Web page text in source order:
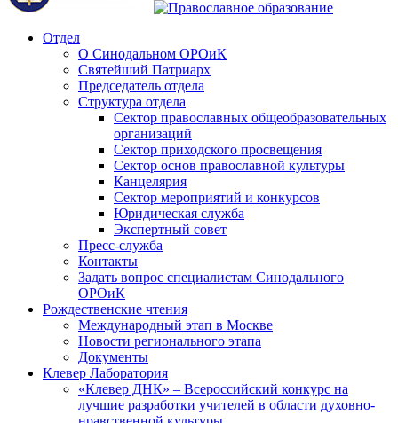
Отдел
О Синодальном ОРОиК
Святейший Патриарх
Председатель отдела
Структура отдела
Сектор православных общеобразовательных
организаций
Сектор приходского просвещения
Сектор основ православной культуры
Канцелярия
Сектор мероприятий и конкурсов
Юридическая служба
Экспертный совет
Пресс-служба
Контакты
Задать вопрос специалистам Синодального
ОРОиК
Рождественские чтения
Международный этап в Москве
Новости регионального этапа
Документы
Клевер Лаборатория
«Клевер ДНК» – Всероссийский конкурс на
лучшие разработки учителей в области духовно-